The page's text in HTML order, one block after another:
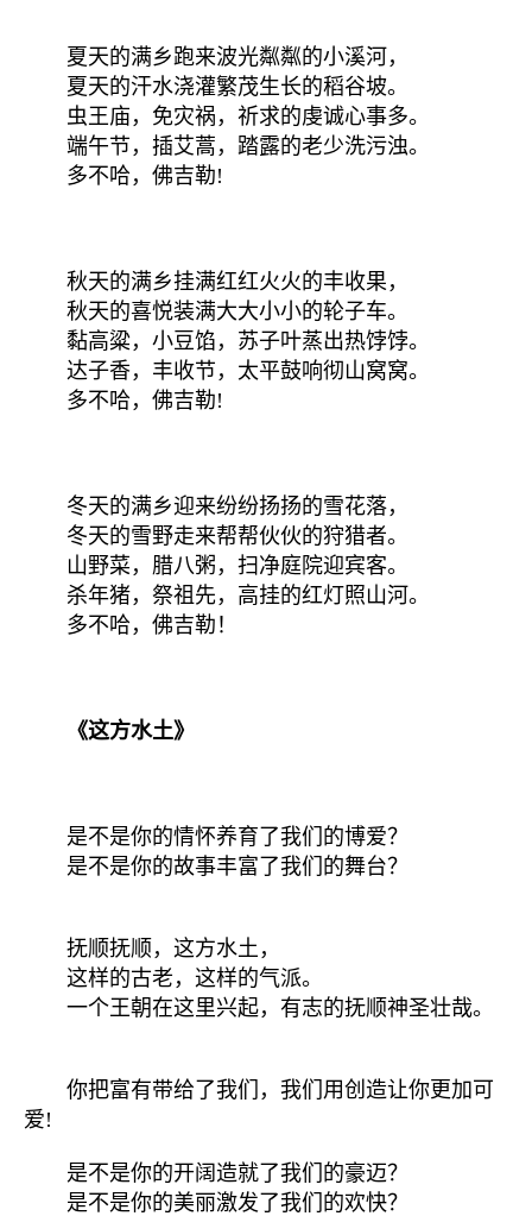
夏天的满乡跑来波光粼粼的小溪河，
夏天的汗水浇灌繁茂生长的稻谷坡。
虫王庙，免灾祸，祈求的虔诚心事多。
端午节，插艾蒿，踏露的老少洗污浊。
多不哈，佛吉勒!
秋天的满乡挂满红红火火的丰收果，
秋天的喜悦装满大大小小的轮子车。
黏高粱，小豆馅，苏子叶蒸出热饽饽。
达子香，丰收节，太平鼓响彻山窝窝。
多不哈，佛吉勒!
冬天的满乡迎来纷纷扬扬的雪花落，
冬天的雪野走来帮帮伙伙的狩猎者。
山野菜，腊八粥，扫净庭院迎宾客。
杀年猪，祭祖先，高挂的红灯照山河。
多不哈，佛吉勒！
《这方水土》
是不是你的情怀养育了我们的博爱？
是不是你的故事丰富了我们的舞台？
抚顺抚顺，这方水土，
这样的古老，这样的气派。
一个王朝在这里兴起，有志的抚顺神圣壮哉。
你把富有带给了我们，我们用创造让你更加可
爱!
是不是你的开阔造就了我们的豪迈？
是不是你的美丽激发了我们的欢快？